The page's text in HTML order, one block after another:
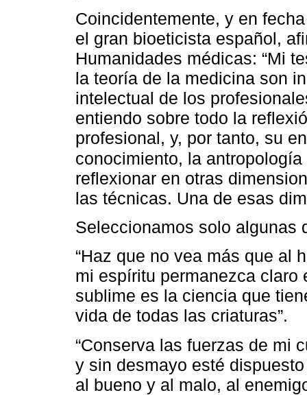
Coincidentemente, y en
el gran bioeticista español,
Humanidades médicas: “Mi
la teoría de la medicina son
intelectual de los
entiendo sobre todo la
profesional, y, por tanto, su
conocimiento, la antropología
reflexionar en otras
las técnicas. Una de esas
Seleccionamos solo algunas
“Haz que no vea más que al
mi espíritu permanezca claro
sublime es la ciencia que
vida de todas las criaturas”.
“Conserva las fuerzas de mi
y sin desmayo esté
al bueno y al malo, al